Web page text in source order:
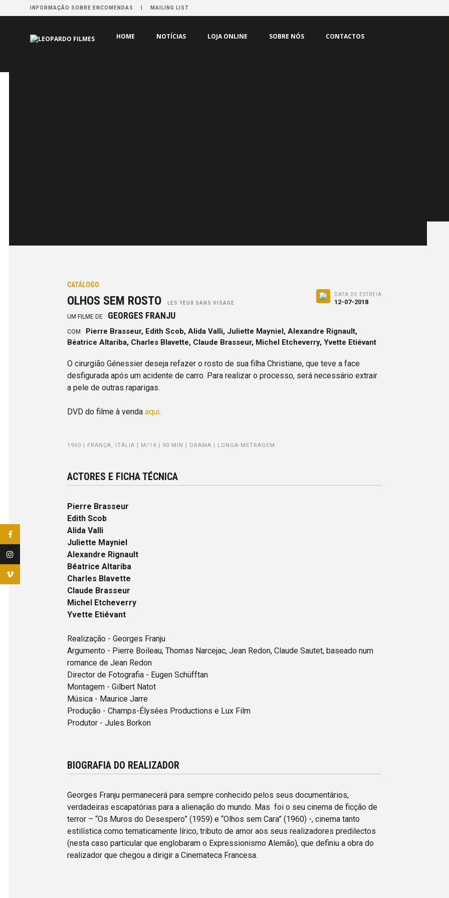
INFORMAÇÃO SOBRE ENCOMENDAS MAILING LIST
HOME NOTÍCIAS LOJA ONLINE SOBRE NÓS CONTACTOS
CATÁLOGO
OLHOS SEM ROSTO LES YEUX SANS VISAGE
DATA DE ESTREIA
12-07-2018
UM FILME DE GEORGES FRANJU
COM
Pierre Brasseur, Edith Scob, Alida Valli, Juliette Mayniel, Alexandre Rignault,
Béatrice Altariba, Charles Blavette, Claude Brasseur, Michel Etcheverry, Yvette Etiévant
O cirurgião Génessier deseja refazer o rosto de sua filha Christiane, que teve a face
desfigurada após um acidente de carro. Para realizar o processo, será necessário extrair
a pele de outras raparigas.
DVD do filme à venda aqui.
1960 | FRANÇA, ITÁLIA | M/14 | 90 MIN | DRAMA | LONGA-METRAGEM
ACTORES E FICHA TÉCNICA
Pierre Brasseur
Edith Scob
Alida Valli
Juliette Mayniel
Alexandre Rignault
Béatrice Altariba
Charles Blavette
Claude Brasseur
Michel Etcheverry
Yvette Etiévant
Realização - Georges Franju
Argumento - Pierre Boileau, Thomas Narcejac, Jean Redon, Claude Sautet, baseado num
romance de Jean Redon
Director de Fotografia - Eugen Schüfftan
Montagem - Gilbert Natot
Música - Maurice Jarre
Produção - Champs-Élysées Productions e Lux Film
Produtor - Jules Borkon
BIOGRAFIA DO REALIZADOR
Georges Franju permanecerá para sempre conhecido pelos seus documentários,
verdadeiras escapatórias para a alienação do mundo. Mas foi o seu cinema de ficção de
terror – “Os Muros do Desespero” (1959) e “Olhos sem Cara” (1960) -, cinema tanto
estilística como tematicamente lírico, tributo de amor aos seus realizadores predilectos
(nesta caso particular que englobaram o Expressionismo Alemão), que definiu a obra do
realizador que chegou a dirigir a Cinemateca Francesa.